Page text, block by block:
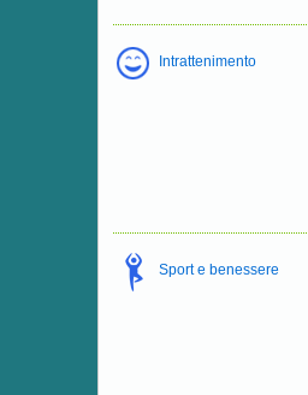
Intrattenimento
Sport e benessere